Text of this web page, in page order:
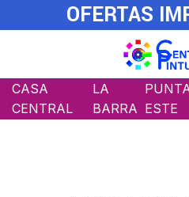
OFERTAS
CASA
CENTRAL
LA
BARRA ESTE